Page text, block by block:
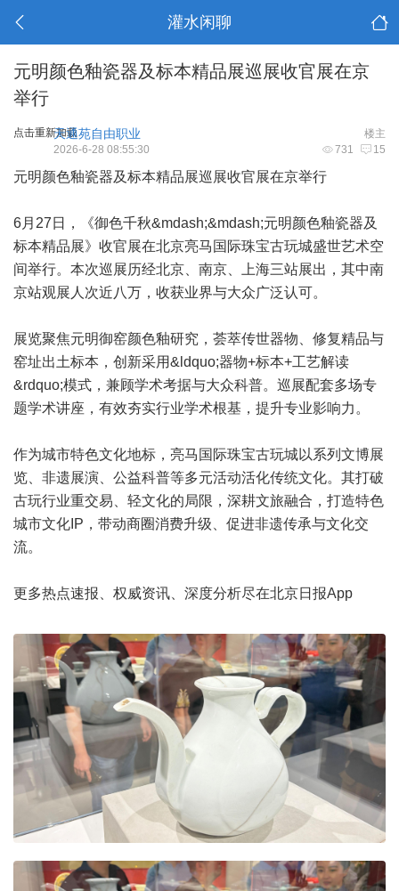
灌水闲聊
元明颜色釉瓷器及标本精品展巡展收官展在京
举行
点击重新加载 楼主
天通苑自由职业
731 15
2026-6-28 08:55:30
元明颜色釉瓷器及标本精品展巡展收官展在京举行
6月27日，《御色千秋&mdash;&mdash;元明颜色釉瓷器及
标本精品展》收官展在北京亮马国际珠宝古玩城盛世艺术空
间举行。本次巡展历经北京、南京、上海三站展出，其中南
京站观展人次近八万，收获业界与大众广泛认可。
展览聚焦元明御窑颜色釉研究，荟萃传世器物、修复精品与
窑址出土标本，创新采用&ldquo;器物+标本+工艺解读
&rdquo;模式，兼顾学术考据与大众科普。巡展配套多场专
题学术讲座，有效夯实行业学术根基，提升专业影响力。
作为城市特色文化地标，亮马国际珠宝古玩城以系列文博展
览、非遗展演、公益科普等多元活动活化传统文化。其打破
古玩行业重交易、轻文化的局限，深耕文旅融合，打造特色
城市文化IP，带动商圈消费升级、促进非遗传承与文化交
流。
更多热点速报、权威资讯、深度分析尽在北京日报App